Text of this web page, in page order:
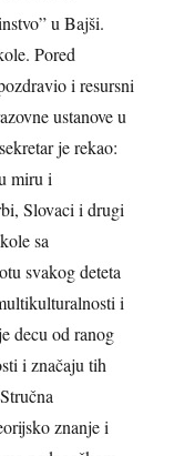
u Bajši.
Pored
i resursni
ustanove u
je rekao:
miru i
Slovaci i drugi
sa
svakog deteta
i
decu od ranog
i značaju tih
znanje i